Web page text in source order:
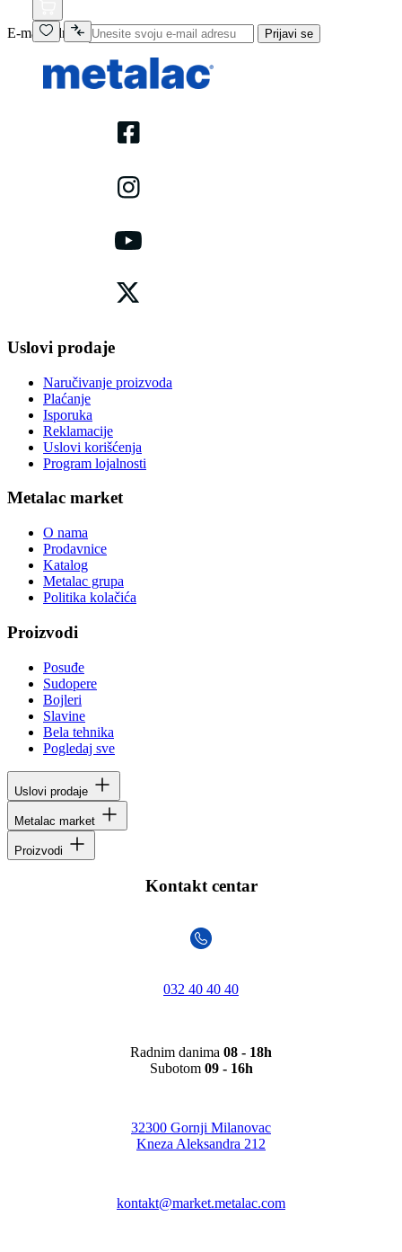
E-mail adresa Prijavi se
Uslovi prodaje
Naručivanje proizvoda
Plaćanje
Isporuka
Reklamacije
Uslovi korišćenja
Program lojalnosti
Metalac market
O nama
Prodavnice
Katalog
Metalac grupa
Politika kolačića
Proizvodi
Posuđe
Sudopere
Bojleri
Slavine
Bela tehnika
Pogledaj sve
Uslovi prodaje
Metalac market
Proizvodi
Kontakt centar
032 40 40 40
Radnim danima 08 - 18h
Subotom 09 - 16h
32300 Gornji Milanovac
Kneza Aleksandra 212
kontakt@market.metalac.com